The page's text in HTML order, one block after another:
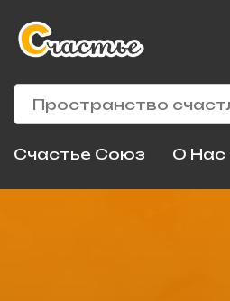
Счастье Союз О Нас